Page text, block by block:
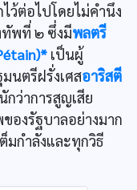
ว้ต่อไปโดยไม่คำนึง
ทัพที่ ๒ ซึ่งมีพลตรี
เป็นผู้
นตรีฝรั่งเศสอาริสตี
ว่าการสูญเสีย
องรัฐบาลอย่างมาก
มกำลังและทุกวิธี